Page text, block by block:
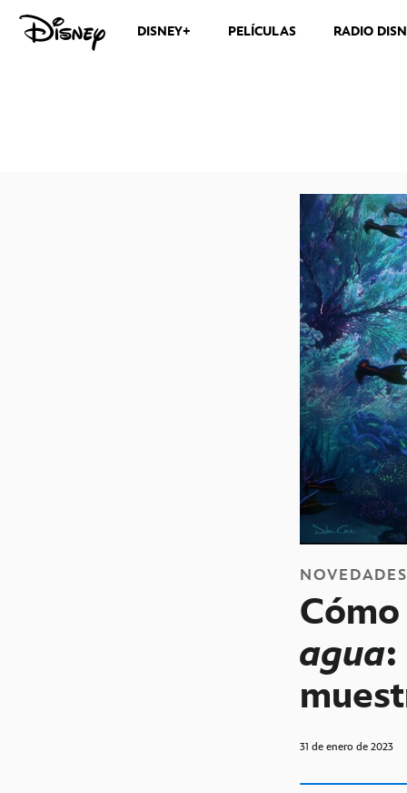
DISNEY+ PELÍCULAS RADIO
NOVEDADES
agua
31 de enero de 2023